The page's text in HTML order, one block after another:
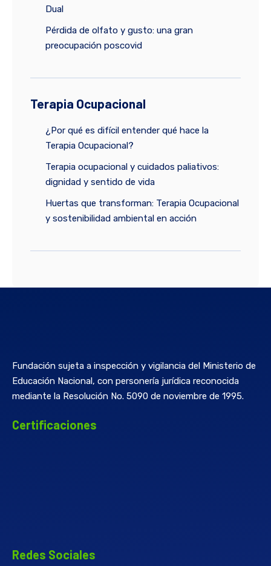
Dual
Pérdida de olfato y gusto: una gran
preocupación poscovid
Terapia Ocupacional
¿Por qué es difícil entender qué hace la
Terapia Ocupacional?
Terapia ocupacional y cuidados paliativos:
dignidad y sentido de vida
Huertas que transforman: Terapia Ocupacional
y sostenibilidad ambiental en acción
Fundación sujeta a inspección y vigilancia del Ministerio de
Educación Nacional, con personería jurídica reconocida
mediante la Resolución No. 5090 de noviembre de 1995.
Certificaciones
Redes Sociales